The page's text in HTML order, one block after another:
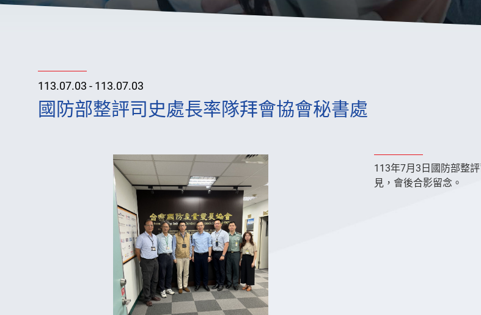
113.07.03 - 113.07.03
國防部整評司史處長率隊拜會協會秘書處
113年7月3日國防部整
見，會後合影留念。